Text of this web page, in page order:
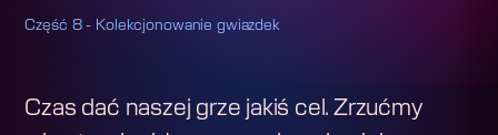
Część 8 - Kolekcjonowanie gwiazdek
Czas dać naszej grze jakiś cel. Zrzućmy